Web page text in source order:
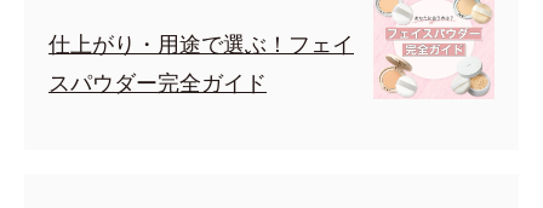
仕上がり・用途で選ぶ！フェイ
スパウダー完全ガイド